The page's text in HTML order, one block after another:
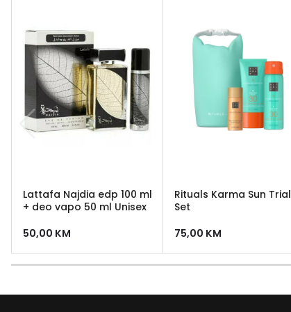
Lattafa Najdia edp 100 ml
+ deo vapo 50 ml Unisex
50,00 KM
Rituals Karma Sun Trial
Set
75,00 KM